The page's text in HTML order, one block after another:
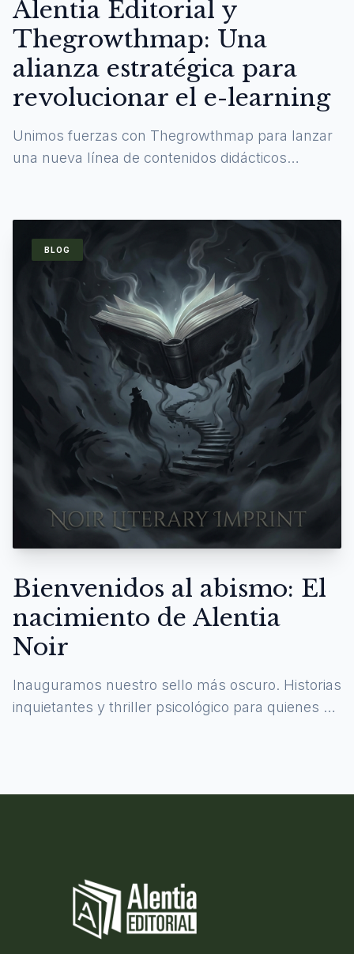
Alentia Editorial y
Thegrowthmap: Una
alianza estratégica para
revolucionar el e-learning
Unimos fuerzas con Thegrowthmap para lanzar
una nueva línea de contenidos didácticos
BLOG
Bienvenidos al abismo: El
nacimiento de Alentia
Noir
Inauguramos nuestro sello más oscuro. Historias
inquietantes y thriller psicológico para quienes se